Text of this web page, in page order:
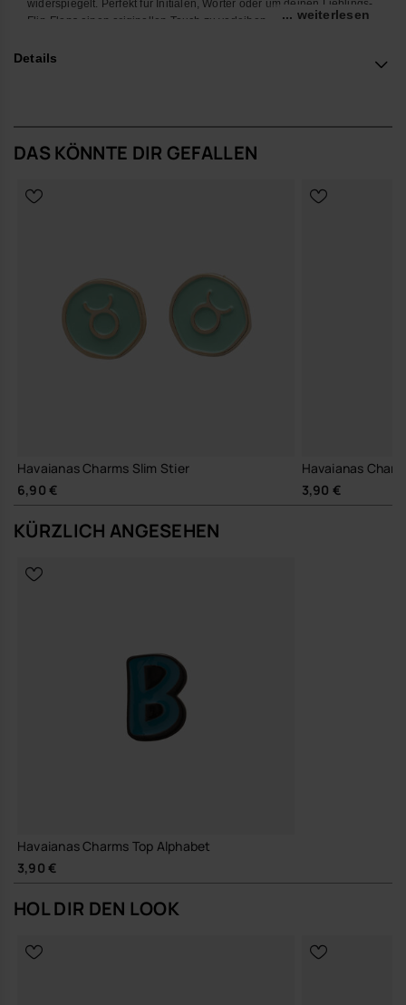
widerspiegelt. Perfekt für Initialen, Wörter oder um deinen Lieblings-
Flip-Flops einen originellen Touch zu verleihen.
Mit seinem farbenfrohen Design und der einfachen Befestigung
Kaufe online auf www.havaianas-store.com, dem offiziellen
... weiterlesen
Details
DAS KÖNNTE DIR GEFALLEN
Havaianas Charms Slim Stier
6,90 €
Havaianas
3,90 €
KÜRZLICH ANGESEHEN
Havaianas Charms Top Alphabet
3,90 €
HOL DIR DEN LOOK